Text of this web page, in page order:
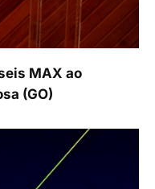
MAX ao
(GO)